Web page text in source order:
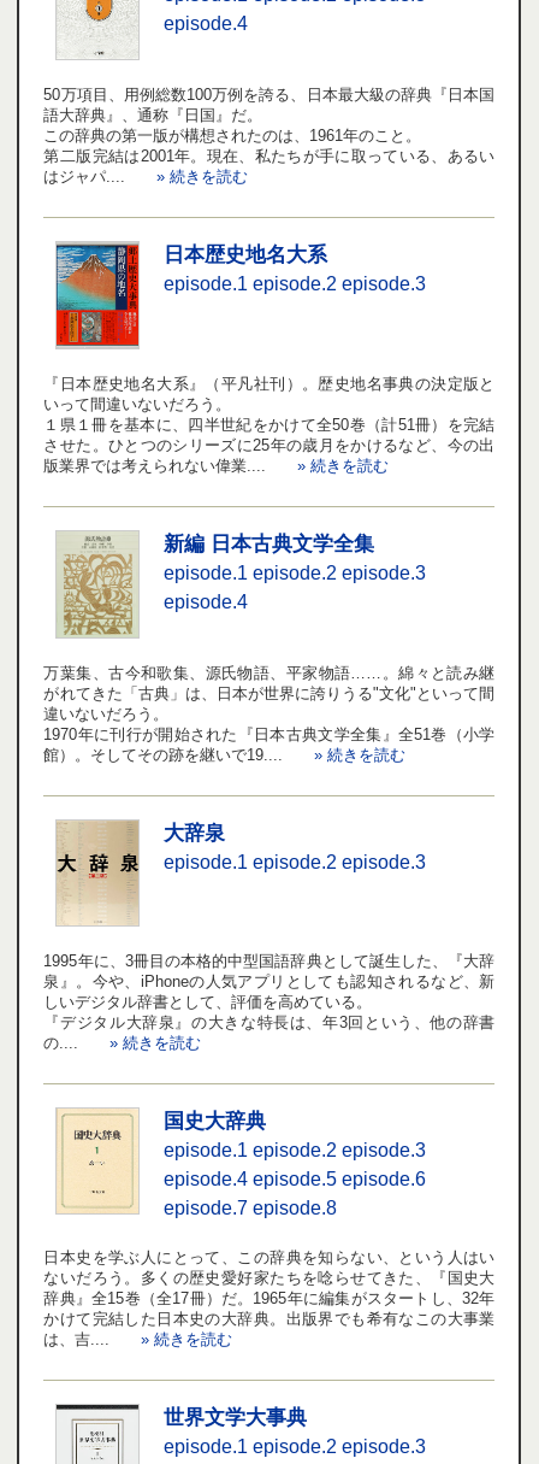
episode.4
50万項目、用例総数100万例を誇る、日本最大級の辞典『日本国
語大辞典』、通称『日国』だ。
この辞典の第一版が構想されたのは、1961年のこと。
第二版完結は2001年。現在、私たちが手に取っている、あるい
はジャパ....» 続きを読む
日本歴史地名大系
episode.1 episode.2 episode.3
『日本歴史地名大系』（平凡社刊）。歴史地名事典の決定版と
いって間違いないだろう。
１県１冊を基本に、四半世紀をかけて全50巻（計51冊）を完結
させた。ひとつのシリーズに25年の歳月をかけるなど、今の出
版業界では考えられない偉業....» 続きを読む
新編 日本古典文学全集
episode.1 episode.2 episode.3
episode.4
万葉集、古今和歌集、源氏物語、平家物語……。綿々と読み継
がれてきた「古典」は、日本が世界に誇りうる"文化"といって間
違いないだろう。
1970年に刊行が開始された『日本古典文学全集』全51巻（小学
館）。そしてその跡を継いで19....» 続きを読む
大辞泉
episode.1 episode.2 episode.3
1995年に、3冊目の本格的中型国語辞典として誕生した、『大辞
泉』。今や、iPhoneの人気アプリとしても認知されるなど、新
しいデジタル辞書として、評価を高めている。
『デジタル大辞泉』の大きな特長は、年3回という、他の辞書
の....» 続きを読む
国史大辞典
episode.1 episode.2 episode.3
episode.4 episode.5 episode.6
episode.7 episode.8
日本史を学ぶ人にとって、この辞典を知らない、という人はい
ないだろう。多くの歴史愛好家たちを唸らせてきた、『国史大
辞典』全15巻（全17冊）だ。1965年に編集がスタートし、32年
かけて完結した日本史の大辞典。出版界でも希有なこの大事業
は、吉....» 続きを読む
世界文学大事典
episode.1 episode.2 episode.3